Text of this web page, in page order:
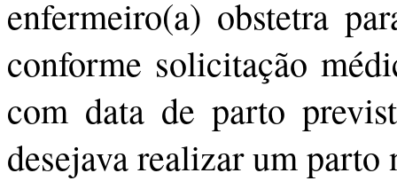
enfermeiro(a) obstetra
conforme solicitação
com data de parto
desejava realizar um parto